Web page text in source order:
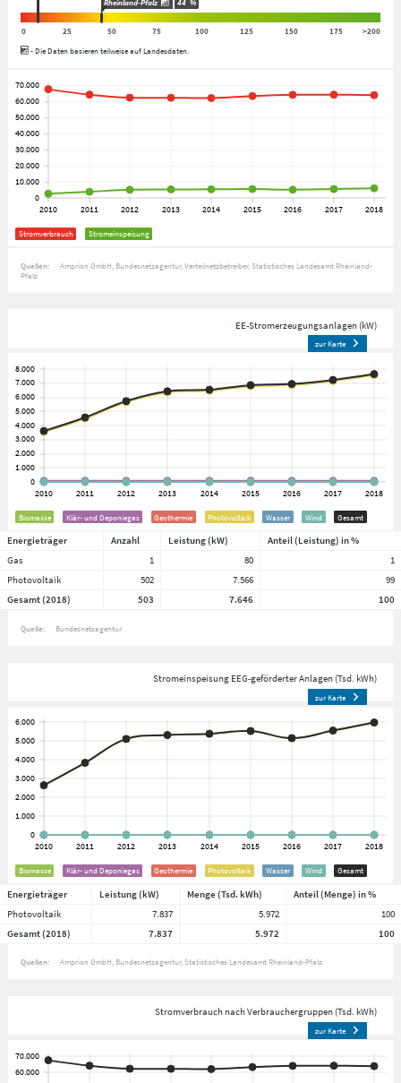
Rheinland-Pfalz 44 %
0 25 50 75 100 125 150 175
>200
- Die Daten basieren teilweise auf Landesdaten.
Stromverbrauch Stromeinspeisung
Quellen: Amprion GmbH Bundesnetzagentur Verteilnetzbetreiber Statistisches Landesamt Rheinland-
Pfalz
EE-Stromerzeugungsanlagen (kW)
zur Karte
Biomasse Klär- und Deponiegas Geothermie Photovoltaik Wasser Wind Gesamt
Energieträger Anzahl Leistung (kW)
Anteil (Leistung) in %
Gas
1 80
1
Photovoltaik
502 7.566
99
Gesamt (2018)
503 7.646 100
Quelle: Bundesnetzagentur
Stromeinspeisung EEG-geförderter Anlagen (Tsd. kWh)
zur Karte
Biomasse Klär- und Deponiegas Geothermie Photovoltaik Wasser Wind Gesamt
Energieträger Leistung (kW) Menge (Tsd. kWh)
Anteil (Menge) in %
Photovoltaik
7.837 5.972
100
Gesamt (2018)
7.837 5.972 100
Quellen: Amprion GmbH Bundesnetzagentur Statistisches Landesamt Rheinland-Pfalz
Stromverbrauch nach Verbrauchergruppen (Tsd. kWh)
zur Karte